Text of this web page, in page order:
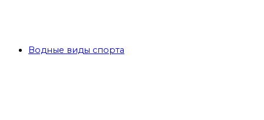
Водные виды спорта